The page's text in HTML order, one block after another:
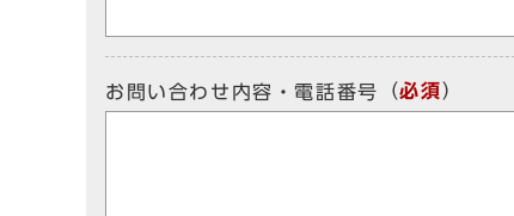
お問い合わせ内容・電話番号 （必須）